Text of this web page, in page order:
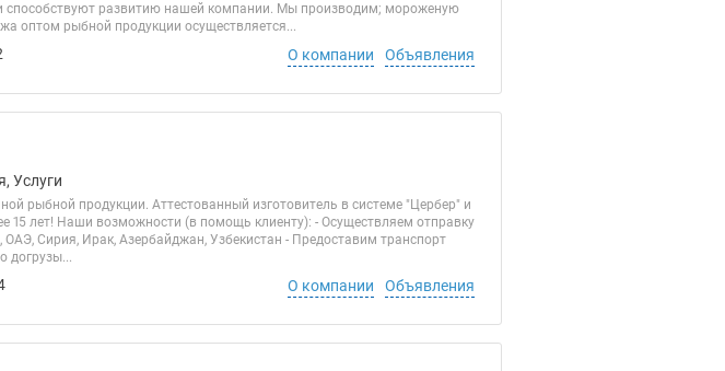
способствуют развитию нашей компании. Мы производим; мороженую
оптом рыбной продукции осуществляется...
О компании Объявления
Услуги
рыбной продукции. Аттестованный изготовитель в системе "Цербер" и
лет! Наши возможности (в помощь клиенту): - Осуществляем отправку
Сирия, Ирак, Азербайджан, Узбекистан - Предоставим транспорт
догрузы...
О компании Объявления